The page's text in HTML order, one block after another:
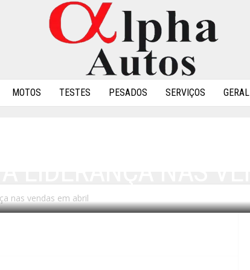
MOTOS TESTES PESADOS SERVIÇOS GERAL
nas vendas em abril